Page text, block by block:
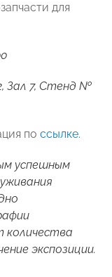
для
Зал 7, Стенд №
по ссылке.
успешным
количества
экспозиции.